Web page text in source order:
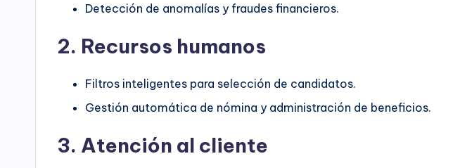
Detección de anomalías y fraudes financieros.
2. Recursos humanos
Filtros inteligentes para selección de candidatos.
Gestión automática de nómina y administración de beneficios.
3. Atención al cliente